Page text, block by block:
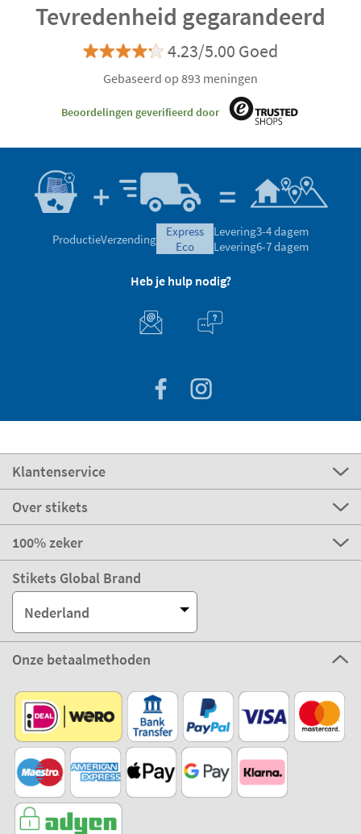
Tevredenheid gegarandeerd
4.23/5.00 Goed
Gebaseerd op 893 meningen
Beoordelingen geverifieerd door
ProductieVerzending
express
eco
Levering3-4 dagem
Levering6-7 dagem
Heb je hulp nodig?
Klantenservice
Over stikets
100% zeker
Stikets Global Brand
Nederland
Onze betaalmethoden